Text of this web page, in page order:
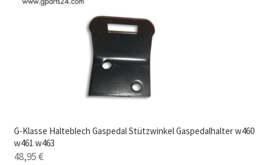
G-Klasse Halteblech Gaspedal Stützwinkel Gaspedalhalter w460
w461 w463
48,95€